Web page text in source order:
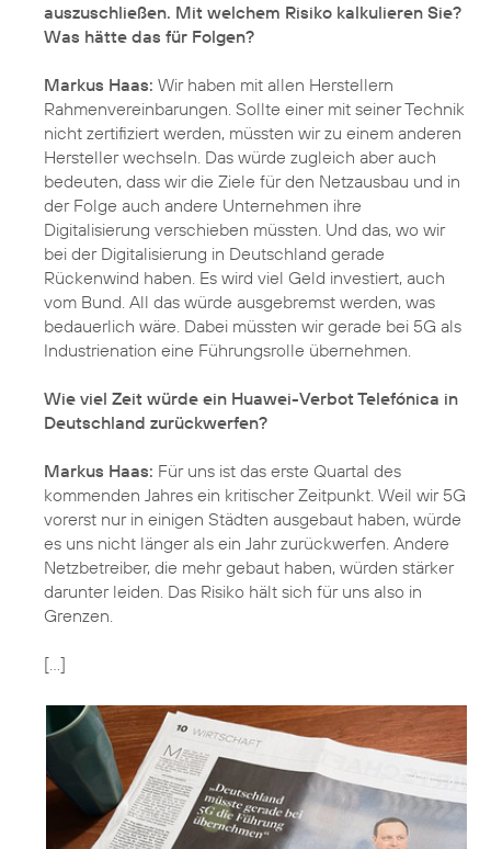
auszuschließen. Mit welchem Risiko kalkulieren Sie?
Was hätte das für Folgen?
Markus Haas: Wir haben mit allen Herstellern
Rahmenvereinbarungen. Sollte einer mit seiner Technik
nicht zertifiziert werden, müssten wir zu einem anderen
Hersteller wechseln. Das würde zugleich aber auch
bedeuten, dass wir die Ziele für den Netzausbau und in
der Folge auch andere Unternehmen ihre
Digitalisierung verschieben müssten. Und das, wo wir
bei der Digitalisierung in Deutschland gerade
Rückenwind haben. Es wird viel Geld investiert, auch
vom Bund. All das würde ausgebremst werden, was
bedauerlich wäre. Dabei müssten wir gerade bei 5G als
Industrienation eine Führungsrolle übernehmen.
Wie viel Zeit würde ein Huawei-Verbot Telefónica in
Deutschland zurückwerfen?
Markus Haas: Für uns ist das erste Quartal des
kommenden Jahres ein kritischer Zeitpunkt. Weil wir 5G
vorerst nur in einigen Städten ausgebaut haben, würde
es uns nicht länger als ein Jahr zurückwerfen. Andere
Netzbetreiber, die mehr gebaut haben, würden stärker
darunter leiden. Das Risiko hält sich für uns also in
Grenzen.
[...]